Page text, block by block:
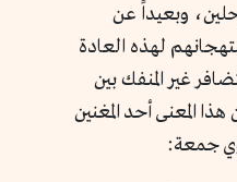
وبعيداً عن
لهذه العادة
غير المنفك بين
المعنى أحد المغنين
جمعة: